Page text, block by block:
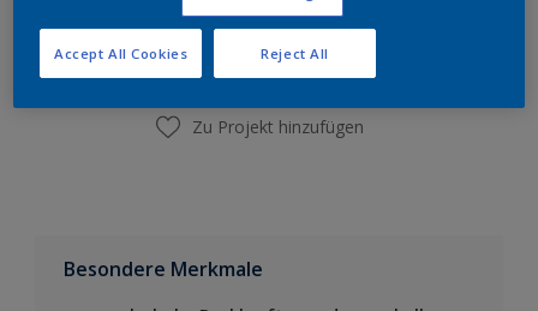
Einen Händler finden
Zu Projekt hinzufügen
Besondere Merkmale
Reject All
Accept All Cookies